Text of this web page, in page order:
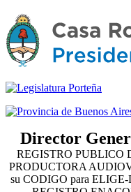
Director
REGISTRO PUBLICO
PRODUCTORA
su CODIGO para